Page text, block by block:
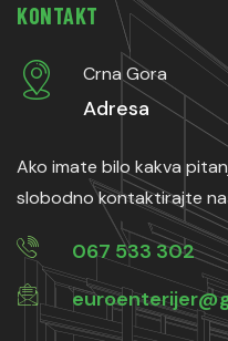
KONTAKT
Crna Gora
Adresa
Ako imate bilo kakva
slobodno kontaktirajte
067 533 302